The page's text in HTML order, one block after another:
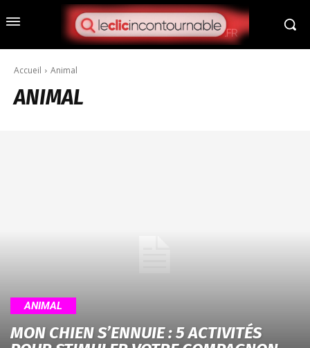
Accueil Animal
ANIMAL
ANIMAL
MON CHIEN S’ENNUIE : 5 ACTIVITÉS